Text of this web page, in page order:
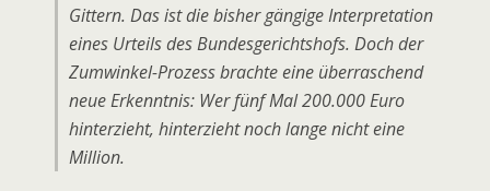
Gittern. Das ist die bisher gängige Interpretation
eines Urteils des Bundesgerichtshofs. Doch der
Zumwinkel-Prozess brachte eine überraschend
neue Erkenntnis: Wer fünf Mal 200.000 Euro
hinterzieht, hinterzieht noch lange nicht eine
Million.